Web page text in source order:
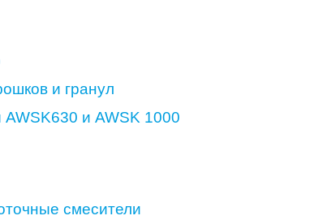
и гранул
и AWSK 1000
смесители